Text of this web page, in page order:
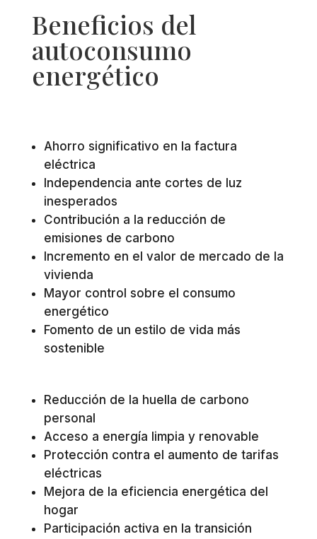
Beneficios del
autoconsumo
energético
Ahorro significativo en la factura
eléctrica
Independencia ante cortes de luz
inesperados
Contribución a la reducción de
emisiones de carbono
Incremento en el valor de mercado de la
vivienda
Mayor control sobre el consumo
energético
Fomento de un estilo de vida más
sostenible
Reducción de la huella de carbono
personal
Acceso a energía limpia y renovable
Protección contra el aumento de tarifas
eléctricas
Mejora de la eficiencia energética del
hogar
Participación activa en la transición